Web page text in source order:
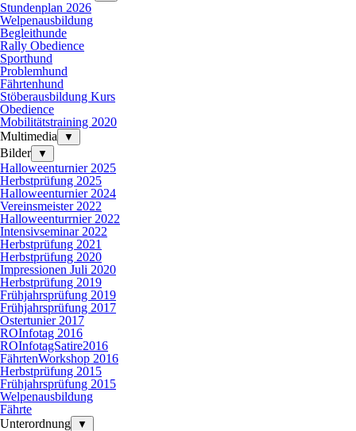
Stundenplan 2026
Welpenausbildung
Begleithunde
Rally Obedience
Sporthund
Problemhund
Fährtenhund
Stöberausbildung Kurs
Obedience
Mobilitätstraining 2020
Multimedia
▼
Bilder ▼
Halloweenturnier 2025
Herbstprüfung 2025
Halloweenturnier 2024
Vereinsmeister 2022
Halloweenturrnier 2022
Intensivseminar 2022
Herbstprüfung 2021
Herbstprüfung 2020
Impressionen Juli 2020
Herbstprüfung 2019
Frühjahrsprüfung 2019
Frühjahrsprüfung 2017
Ostertunier 2017
ROInfotag 2016
ROInfotagSatire2016
FährtenWorkshop 2016
Herbstprüfung 2015
Frühjahrsprüfung 2015
Welpenausbildung
Fährte
Unterordnung
▼